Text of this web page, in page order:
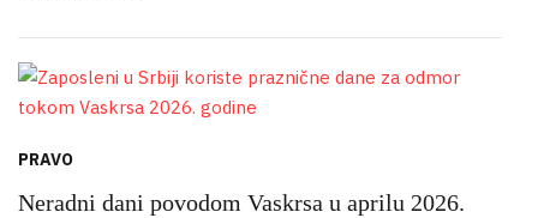
PRAVO
Neradni dani povodom Vaskrsa u aprilu 2026.